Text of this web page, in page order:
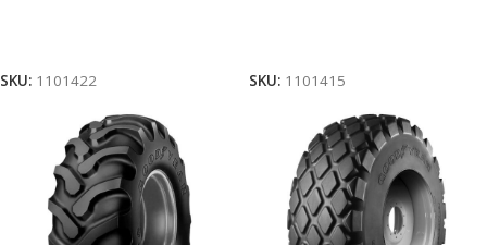
SKU: 1101422 SKU: 1101415